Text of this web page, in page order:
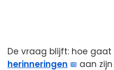
De vraag blijft: hoe
herinneringen
aan